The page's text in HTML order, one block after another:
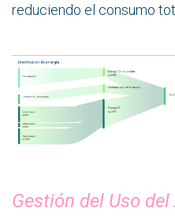
reduciendo el consumo
Gestión del Uso del